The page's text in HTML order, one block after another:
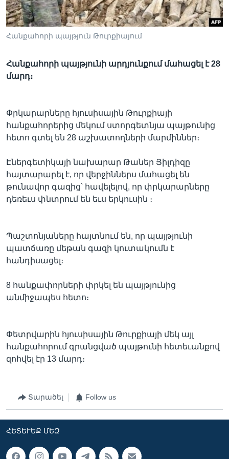
Լեզուներ
Հանքահորի պայթյուն Թուրքիայում
Հանքահորի պայթյունի արդյունքում մահացել է 28
մարդ։
Փրկարարները հյուսիսային Թուրքիայի
հանքահորերից մեկում ստորգետնյա պայթունից
հետո գտել են 28 աշխատողների մարմիններ։
Էներգետիկայի նախարար Թաներ Յիլդիզը
հայտարարել է, որ վերջիններս մահացել են
թունավոր գազից՝ հավելելով, որ փրկարարները
դեռեւս փնտրում են եւս երկուսին ։
Պաշտոնյաները հայտնում են, որ պայթյունի
պատճառը մեթան գազի կուտակումն է
հանդիսացել։
8 հանքափորների փրկել են պայթյունից
անմիջապես հետո։
Փետրվարին հյուսիսային Թուրքիայի մեկ այլ
հանքահորում գրանցված պայթունի հետեւանքով
զոհվել էր 13 մարդ։
Տարածել Follow us
ՀԵՏԵՒԵՔ ՄԵԶ